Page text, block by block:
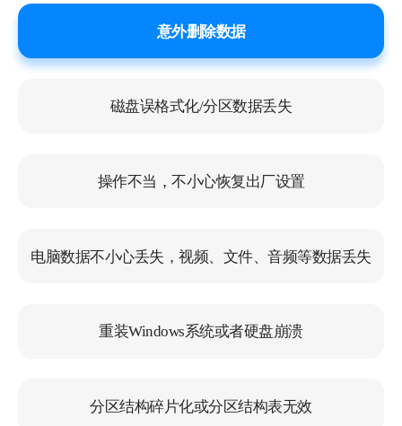
意外删除数据
磁盘误格式化/分区数据丢失
操作不当，不小心恢复出厂设置
电脑数据不小心丢失，视频、文件、音频等数据丢失
重装Windows系统或者硬盘崩溃
分区结构碎片化或分区结构表无效
是个特别不错的恢复软件
猫球捡回来了